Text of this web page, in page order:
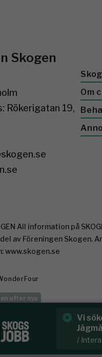
/
Skogen
Rökerigatan 19,
Om
All information på
del av Föreningen Skogen.
www.skogen.se